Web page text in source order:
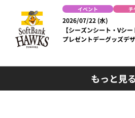
イベント チ
2026/07/22 (水)
【シーズンシート・Vシ
プレゼントデーグッズデ
もっと見る